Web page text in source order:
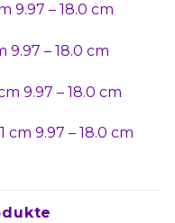
9.97 – 18.0 cm
9.97 – 18.0 cm
9.97 – 18.0 cm
cm 9.97 – 18.0 cm